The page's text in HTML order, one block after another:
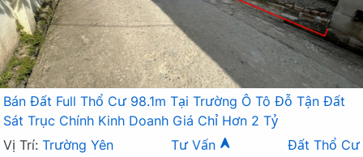
Bán Đất Full Thổ Cư 98.1m Tại Trường Ô Tô Đỗ Tận Đất
Sát Trục Chính Kinh Doanh Giá Chỉ Hơn 2 Tỷ
Vị Trí: Trường Yên Tư Vấn
Đất Thổ Cư